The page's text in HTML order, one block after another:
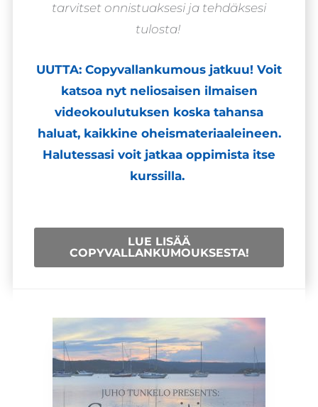
tarvitset onnistuaksesi ja tehdäksesi
tulosta!
UUTTA: Copyvallankumous jatkuu! Voit
katsoa nyt neliosaisen ilmaisen
videokoulutuksen koska tahansa
haluat, kaikkine oheismateriaaleineen.
Halutessasi voit jatkaa oppimista itse
kurssilla.
LUE LISÄÄ
COPYVALLANKUMOUKSESTA!